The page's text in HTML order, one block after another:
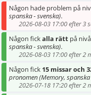
Någon hade problem på
spanska - svenska).
2026-08-03 17:00 efter 3
Någon fickalla rätt på nivå
spanska - svenska).
2026-08-03 17:00 efter 2
Någon fick 15 missar och
pronomen (Memory, spanska
2026-07-18 17:20 efter 2